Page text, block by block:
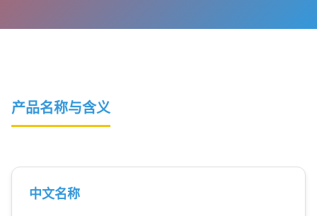
产品名称与含义
中文名称